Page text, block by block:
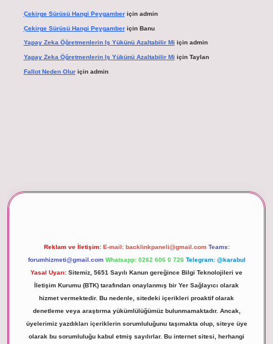
Çekirge Sürüsü Hangi Peygamberiçin admin
Çekirge Sürüsü Hangi Peygamberiçin Banu
Yapay Zeka Öğretmenlerin Iş Yükünü Azaltabilir Mi için admin
Yapay Zeka Öğretmenlerin Iş Yükünü Azaltabilir Mi için Taylan
Fallot Neden Oluriçin admin
Reklam ve İletişim: E-mail: backlinkpaneli@gmail.com Teams:
forumhizmeti@gmail.com Whatsapp: 0262 606 0 726 Telegram: @karabul
Yasal Uyarı: Sitemiz, 5651 Sayılı Kanun gereğince Bilgi Teknolojileri ve
İletişim Kurumu (BTK) tarafından onaylanmış bir Yer Sağlayıcı olarak
hizmet vermektedir. Bu nedenle, sitedeki içerikleri proaktif olarak
denetleme veya araştırma yükümlülüğümüz bulunmamaktadır. Ancak,
üyelerimiz yazdıkları içeriklerin sorumluluğunu taşımakta olup, siteye üye
olarak bu sorumluluğu kabul etmiş sayılırlar. Bu internet sitesi, herhangi